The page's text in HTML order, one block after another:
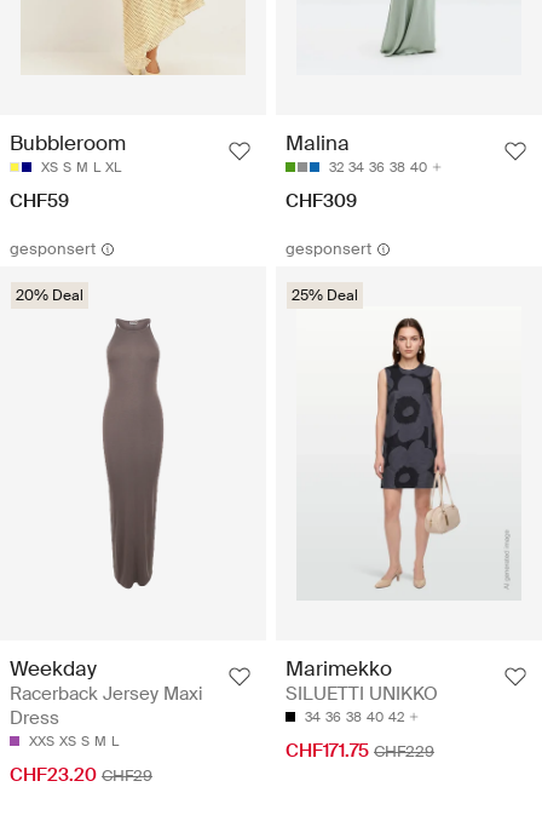
Bubbleroom
XS S M L XL
CHF59
Malina
32 34 36 38 40
CHF309
gesponsert
20% Deal
Weekday
Racerback Jersey Maxi
Dress
XXS XS S M L
CHF23.20 CHF29
gesponsert
25% Deal
Marimekko
SILUETTI UNIKKO
34 36 38 40 42
CHF171.75 CHF229